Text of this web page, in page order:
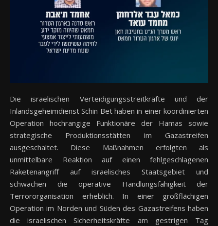
Die israelischen Verteidigungsstreitkräfte und der
Inlandsgeheimdienst Schin Bet haben in einer koordinierten
Operation hochrangige Funktionäre der Hamas sowie
strategische Produktionsstätten im Gazastreifen
ausgeschaltet. Diese Maßnahmen erfolgten als
unmittelbare Reaktion auf einen fehlgeschlagenen
Raketenangriff auf israelisches Staatsgebiet und
schwächen die operative Handlungsfähigkeit der
Terrororganisation erheblich. In einer großflächigen
Operation im Norden und Süden des Gazastreifens haben
die israelischen Sicherheitskräfte am gestrigen Tag